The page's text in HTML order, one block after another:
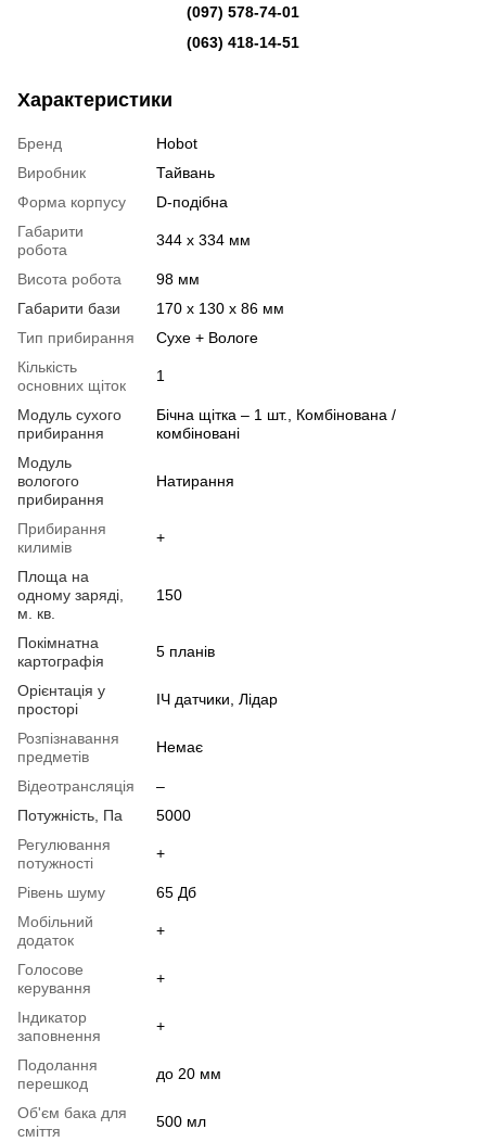
(097) 578-74-01
(063) 418-14-51
Характеристики
Бренд
Hobot
Виробник
Тайвань
Форма корпусу
D-подібна
Габарити
робота
344 х 334 мм
Висота робота
98 мм
Габарити бази
170 х 130 х 86 мм
Тип прибирання
Сухе + Вологе
Кількість
основних щіток
1
Модуль сухого
прибирання
Бічна щітка – 1 шт., Комбінована /
комбіновані
Модуль
вологого
прибирання
Натирання
Прибирання
килимів
+
Площа на
одному заряді,
м. кв.
150
Покімнатна
картографія
5 планів
Орієнтація у
просторі
ІЧ датчики, Лідар
Розпізнавання
предметів
Немає
Відеотрансляція
–
Потужність, Па
5000
Регулювання
потужності
+
Рівень шуму
65 Дб
Мобільний
додаток
+
Голосове
керування
+
Індикатор
заповнення
+
Подолання
перешкод
до 20 мм
Об'єм бака для
сміття
500 мл